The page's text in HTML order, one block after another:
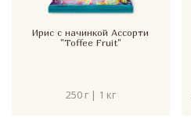
Ирис с начинкой Ассорти
"Toffee Fruit"
250 г | 1 кг